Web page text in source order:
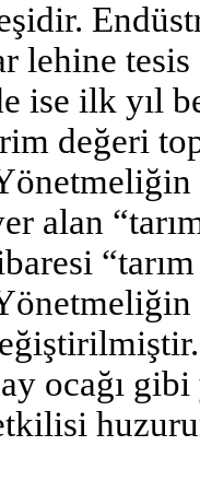
lehine
ilk yıl
değeri
alan
ocağı